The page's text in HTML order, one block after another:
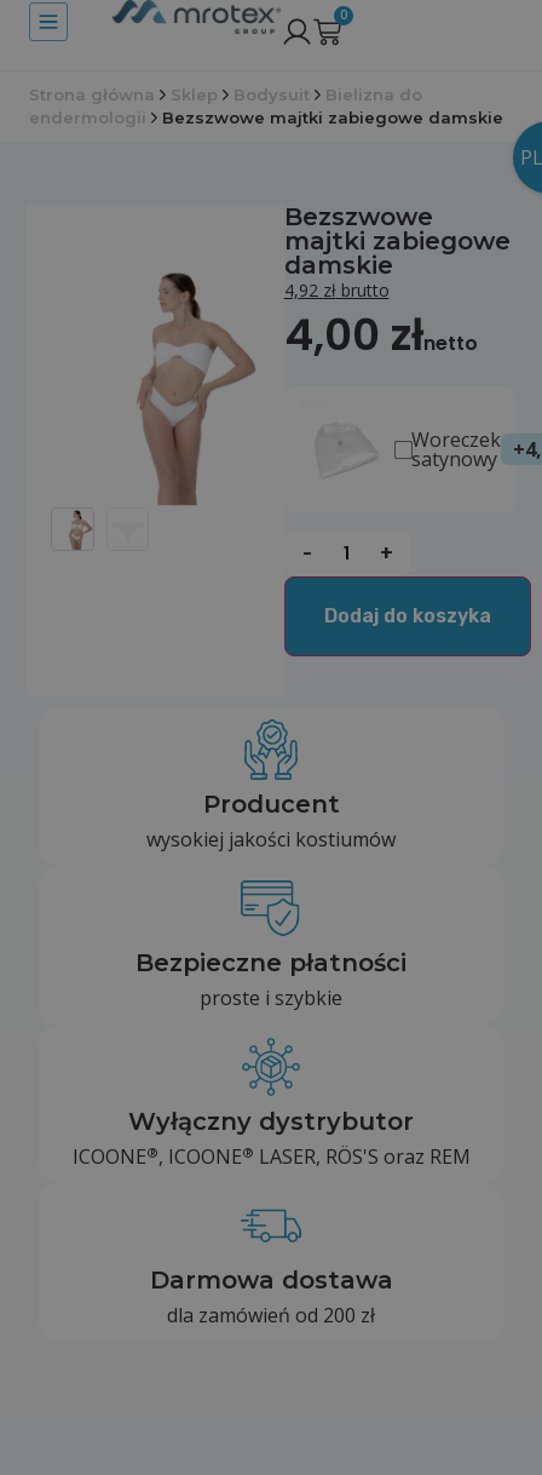
0
Strona główna Sklep Bodysuit
Bielizna do
endermologii
Bezszwowe majtki zabiegowe damskie
Bezszwowe
majtki zabiegowe
damskie
4,92 złbrutto
4,00 złnetto
Woreczek
satynowy +
- +
Dodaj do koszyka
Producent
wysokiej jakości kostiumów
Bezpieczne płatności
proste i szybkie
Wyłączny dystrybutor
ICOONE®, ICOONE® LASER, RÖS'S oraz REM
Darmowa dostawa
dla zamówień od 200 zł